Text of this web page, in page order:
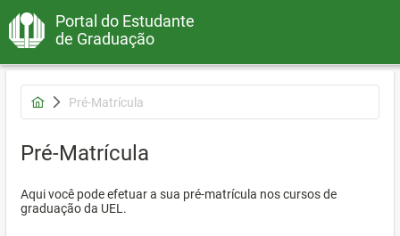
Portal do Estudante
de Graduação
Pré-Matrícula
Pré-Matrícula
Aqui você pode efetuar a sua pré-matrícula nos cursos de
graduação da UEL.